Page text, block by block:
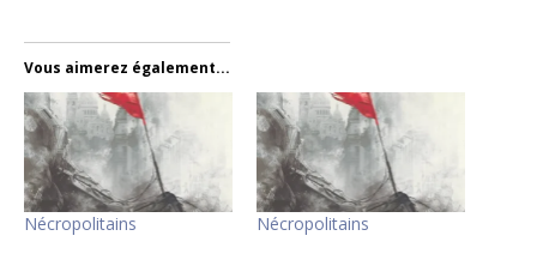
Vous aimerez également...
Nécropolitains Nécropolitains